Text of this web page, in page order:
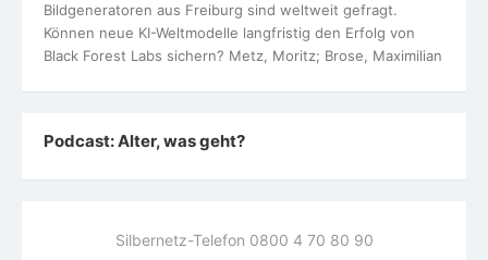
Bildgeneratoren aus Freiburg sind weltweit gefragt.
Können neue KI-Weltmodelle langfristig den Erfolg von
Black Forest Labs sichern? Metz, Moritz; Brose, Maximilian
Podcast: Alter, was geht?
Silbernetz-Telefon 0800 4 70 80 90